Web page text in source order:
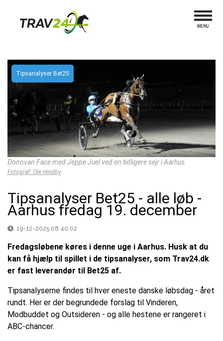
Tipsanalyser Bet25
Donovan Face med Jeppe Juel ved en tidligere sejr i Aarhus.
Fotograf: Ole Hindby
Tipsanalyser Bet25 - alle løb -
Aarhus fredag 19. december
19-12-2025 08:40:02
Fredagsløbene køres i denne uge i Aarhus. Husk at du
kan få hjælp til spillet i de tipsanalyser, som Trav24.dk
er fast leverandør til Bet25 af.
Tipsanalyserne findes til hver eneste danske løbsdag - året
rundt. Her er der begrundede forslag til Vinderen,
Modbuddet og Outsideren - og alle hestene er rangeret i
ABC-chancer.